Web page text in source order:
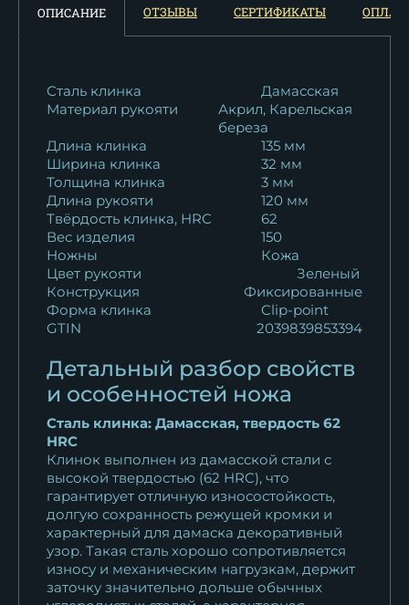
акрил зеленый...
Нож Варан Sandvik рукоять
черный граб...
Нож Варан Sandvik рукоять
ясень...
11 127₽
Нож Варан ELMAX венге
акрил
20 796
рукоять акрил...
15 950₽
ОПИСАНИЕ ОТЗЫВЫ СЕРТИФИКАТЫ
Сталь клинка
Дамасская
Материал рукояти
Акрил, Карельская
береза
Длина клинка
135 мм
Ширина клинка
32 мм
Толщина клинка
3 мм
Длина рукояти
120 мм
Твёрдость клинка, HRC
62
Вес изделия
150
Ножны
Кожа
Цвет рукояти
Зеленый
Конструкция
Фиксированные
Форма клинка
Clip-point
GTIN
2039839853394
Детальный разбор свойств
и особенностей ножа
Сталь клинка: Дамасская, твердость 62
HRC
Клинок выполнен из дамасской стали с
высокой твердостью (62 HRC), что
гарантирует отличную износостойкость,
долгую сохранность режущей кромки и
характерный для дамаска декоративный
узор. Такая сталь хорошо сопротивляется
износу и механическим нагрузкам, держит
заточку значительно дольше обычных